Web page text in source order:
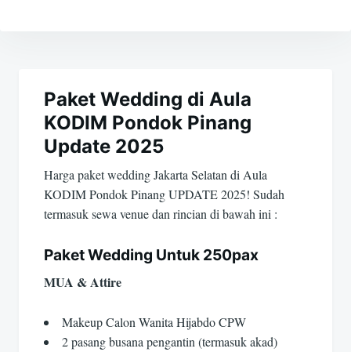
posPaket Wedding di Aula
KODIM Pondok Pinang
Update 2025
Harga paket wedding Jakarta Selatan di Aula
KODIM Pondok Pinang UPDATE 2025! Sudah
termasuk sewa venue dan rincian di bawah ini :
Paket Wedding Untuk 250pax
MUA & Attire
Makeup Calon Wanita Hijabdo CPW
2 pasang busana pengantin (termasuk akad)